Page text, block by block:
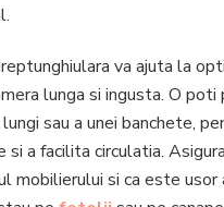
va ajuta la
lunga si ingusta. O poti
sau a unei banchete,
si a facilita circulatia.
mobilierului si ca este usor